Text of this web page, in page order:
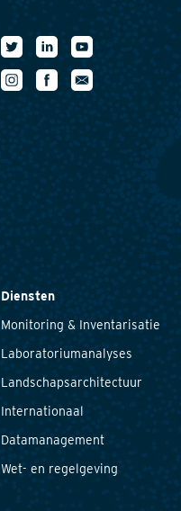
Diensten
Monitoring & Inventarisatie
Laboratoriumanalyses
Landschapsarchitectuur
Internationaal
Datamanagement
Wet- en regelgeving